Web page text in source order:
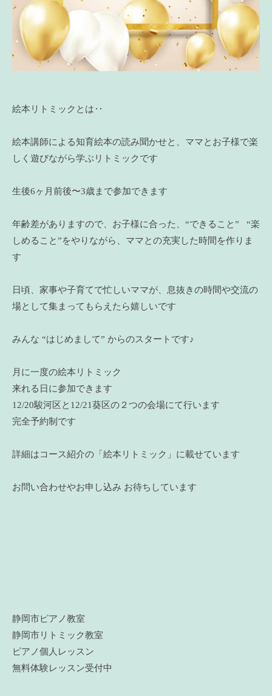
絵本リトミックとは‥
絵本講師による知育絵本の読み聞かせと、ママとお子様で楽
しく遊びながら学ぶリトミックです
生後6ヶ月前後〜3歳まで参加できます
年齢差がありますので、お子様に合った、“できること” “楽
しめること”をやりながら、ママとの充実した時間を作りま
す
日頃、家事や子育てで忙しいママが、息抜きの時間や交流の
場として集まってもらえたら嬉しいです
みんな “はじめまして” からのスタートです♪
月に一度の絵本リトミック
来れる日に参加できます
12/20駿河区と12/21葵区の２つの会場にて行います
完全予約制です
詳細はコース紹介の「絵本リトミック」に載せています
お問い合わせやお申し込み お待ちしています
静岡市ピアノ教室
静岡市リトミック教室
ピアノ個人レッスン
無料体験レッスン受付中